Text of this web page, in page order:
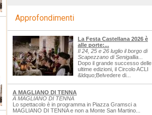
Approfondimenti
La Festa Castellana 2026 è
alle porte:...
Il 24, 25 e 26 luglio il borgo di
Scapezzano di Senigallia...
Dopo il grande successo delle
ultime edizioni, il Circolo ACLI
&ldquo;Belvedere di...
A MAGLIANO DI TENNA
A MAGLIANO DI TENNA
Lo spettacolo è in programma in Piazza Gramsci a
MAGLIANO DI TENNA e non a Monte San Martino...